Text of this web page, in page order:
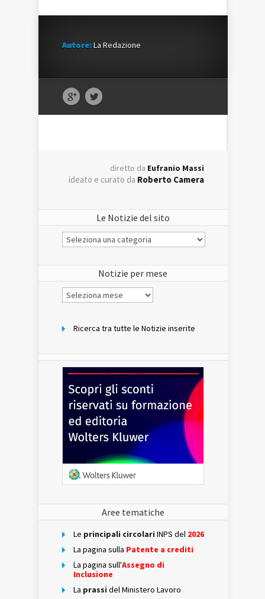
Autore:La Redazione
diretto da Eufranio Massi
ideato e curato da Roberto Camera
Le Notizie del sito
Le
Notizie
Notizie per mese
Notizie
per
Ricerca tra tutte le Notizie inserite
Aree tematiche
Le principali circolari INPS del 2026
La pagina sulla Patente a crediti
La pagina sull'Assegno di
Inclusione
La prassi del Ministero Lavoro